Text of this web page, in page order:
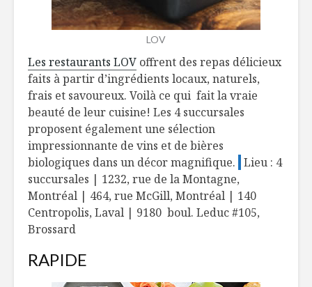
LOV
Les restaurants LOV offrent des repas délicieux
faits à partir d’ingrédients locaux, naturels,
frais et savoureux. Voilà ce qui fait la vraie
beauté de leur cuisine! Les 4 succursales
proposent également une sélection
impressionnante de vins et de bières
biologiques dans un décor magnifique. Lieu : 4
succursales | 1232, rue de la Montagne,
Montréal | 464, rue McGill, Montréal | 140
Centropolis, Laval | 9180 boul. Leduc #105,
Brossard
RAPIDE